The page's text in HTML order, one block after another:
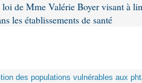
de Mme Valérie Boyer visant à
les établissements de santé
des populations vulnérables aux